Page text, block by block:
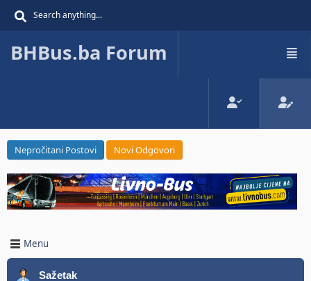
BHBus.ba Forum
Nepročitani Postovi Novi Odgovori
Menu
Sažetak